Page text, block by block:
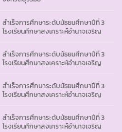
สำเร็จการศึกษาระดับมัธยมศึกษาปีที่ 3
โรงเรียนศึกษาสงเคราะห์อำนาจเจริญ
สำเร็จการศึกษาระดับมัธยมศึกษาปีที่ 3
โรงเรียนศึกษาสงเคราะห์อำนาจเจริญ
สำเร็จการศึกษาระดับมัธยมศึกษาปีที่ 3
โรงเรียนศึกษาสงเคราะห์อำนาจเจริญ
สำเร็จการศึกษาระดับมัธยมศึกษาปีที่ 3
โรงเรียนศึกษาสงเคราะห์อำนาจเจริญ